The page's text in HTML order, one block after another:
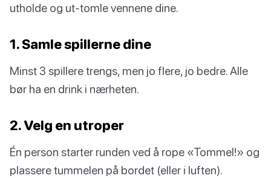
utholde og ut-tomle vennene dine.
1. Samle spillerne dine
Minst 3 spillere trengs, men jo flere, jo bedre. Alle
bør ha en drink i nærheten.
2. Velg en utroper
Én person starter runden ved å rope «Tommel!» og
plassere tummelen på bordet (eller i luften).